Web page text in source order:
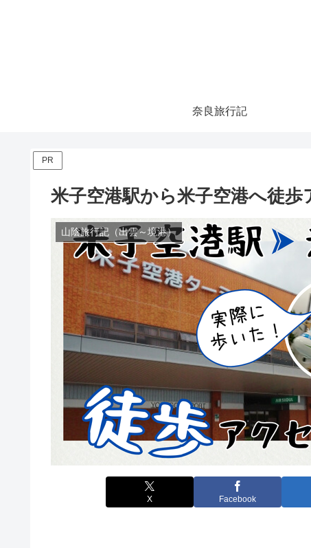
奈良旅行記
PR
米子空港駅から米子空港へ徒歩
山陰旅行記（出雲～境港）
X Facebook